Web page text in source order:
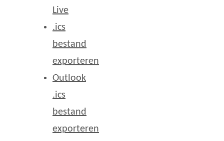
Live
.ics
bestand
exporteren
Outlook
.ics
bestand
exporteren